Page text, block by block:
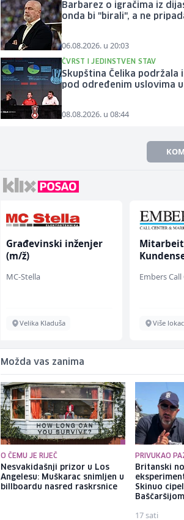
Barbarez o igračima iz
onda bi "birali", a ne
06.08.2026. u 20:03
ČVRST I JEDINSTVEN STAV
Skupština Čelika podržala
pod određenim uslovima
08.08.2026. u 08:44
Mitarbeiter:in im
Kundenservice &
Više lokacija
NK
(m)
Mountain
Možda vas zanima
O ČEMU JE RIJEČ
Nesvakidašnji prizor u Los
Angelesu: Muškarac snimljen u
billboardu nasred raskrsnice
PRIVUKAO
Britanski
Skinuo
17 sati